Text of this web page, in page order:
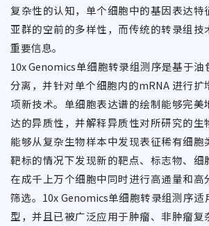
复杂性的认知，单个细胞中的基因表达特
亚群的空前的多样性，而传统的转录组技
重要信息。
10x Genomics单细胞转录组测序是基于
分离，并针对单个细胞内的mRNA 进行扩
项新技术。单细胞表达谱的绘制能够完美
达的异质性，并解释异质性对所研究的生
能够从复杂生物样本中发现表征稀有细胞
靶标的情况下发现新的靶点、标志物、细
在成千上万个细胞中同时进行高通量和高
筛选。10x Genomics单细胞转录组测序
型，并且已被广泛应用于肿瘤、非肿瘤复